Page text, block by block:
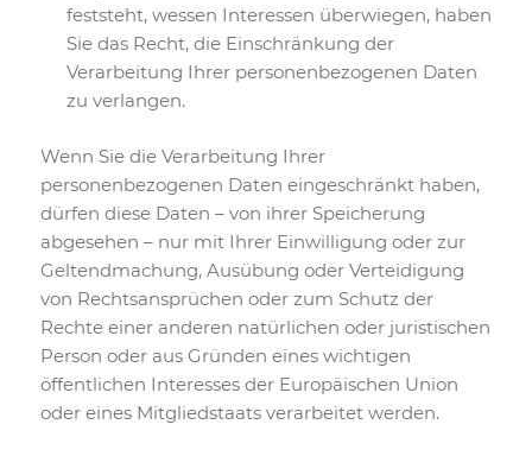
feststeht, wessen Interessen überwiegen, haben
Sie das Recht, die Einschränkung der
Verarbeitung Ihrer personenbezogenen Daten
zu verlangen.
Wenn Sie die Verarbeitung Ihrer
personenbezogenen Daten eingeschränkt haben,
dürfen diese Daten – von ihrer Speicherung
abgesehen – nur mit Ihrer Einwilligung oder zur
Geltendmachung, Ausübung oder Verteidigung
von Rechtsansprüchen oder zum Schutz der
Rechte einer anderen natürlichen oder juristischen
Person oder aus Gründen eines wichtigen
öffentlichen Interesses der Europäischen Union
oder eines Mitgliedstaats verarbeitet werden.